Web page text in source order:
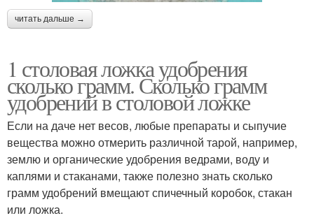
читать дальше →
1 столовая ложка удобрения
сколько грамм. Сколько грамм
удобрений в столовой ложке
Если на даче нет весов, любые препараты и сыпучие
вещества можно отмерить различной тарой, например,
землю и органические удобрения ведрами, воду и
каплями и стаканами, также полезно знать сколько
грамм удобрений вмещают спичечный коробок, стакан
или ложка.